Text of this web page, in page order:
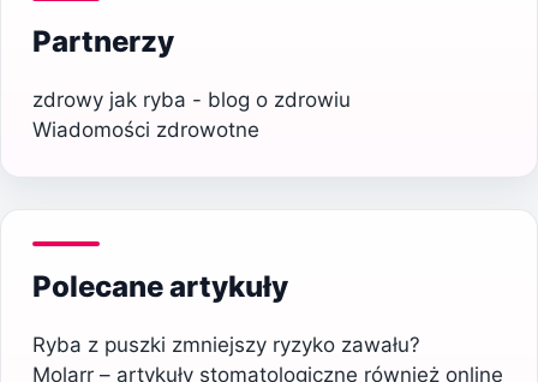
Partnerzy
zdrowy jak ryba - blog o zdrowiu
Wiadomości zdrowotne
Polecane artykuły
Ryba z puszki zmniejszy ryzyko zawału?
Molarr – artykuły stomatologiczne również online